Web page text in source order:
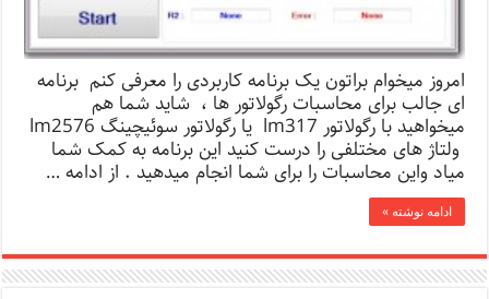
امروز میخوام براتون یک برنامه کاربردی را معرفی کنم برنامه
ای جالب برای محاسبات رگولاتور ها ، شاید شما هم
میخواهید با رگولاتور lm317 یا رگولاتور سوئیچینگ lm2576
ولتاژ های مختلفی را درست کنید این برنامه به کمک شما
میاد واین محاسبات را برای شما انجام میدهید . از ادامه …
ادامه نوشته »